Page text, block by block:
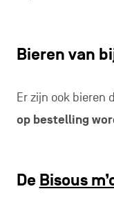
Bieren van
Er zijn ook bieren
op bestelling
De Bisous